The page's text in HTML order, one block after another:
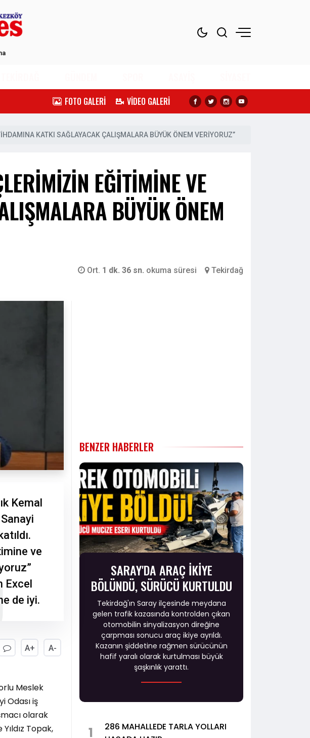
FOTO GALERİ VİDEO GALERİ
KATKI SAĞLAYACAK ÇALIŞMALARA BÜYÜK ÖNEM VERİYORUZ”
EĞİTİMİNE VE
BÜYÜK ÖNEM
Ort. 1 dk. 36 sn. okuma süresi Tekirdağ
Kemal
ve
Excel
de iyi.
A+ A-
Meslek
Odası iş
olarak
Topak,
BENZER HABERLER
SARAY'DA ARAÇ İKİYE
BÖLÜNDÜ, SÜRÜCÜ KURTULDU
Tekirdağ'ın Saray ilçesinde meydana
gelen trafik kazasında kontrolden çıkan
otomobilin sinyalizasyon direğine
çarpması sonucu araç ikiye ayrıldı.
Kazanın şiddetine rağmen sürücünün
hafif yaralı olarak kurtulması büyük
şaşkınlık yarattı.
1
286 MAHALLEDE TARLA YOLLARI